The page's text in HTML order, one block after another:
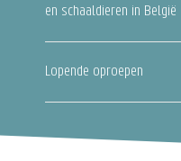
en schaaldieren in België
Lopende oproepen